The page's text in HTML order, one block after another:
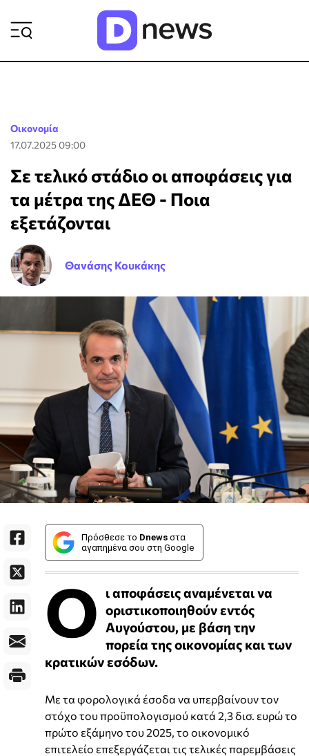
Οικονομία
17.07.2025 09:00
Σε τελικό στάδιο οι αποφάσεις για
τα μέτρα της ΔΕΘ - Ποια
εξετάζονται
Θανάσης Κουκάκης
Πρόσθεσε το Dnews στα
αγαπημένα σου στη Google
Ο ι αποφάσεις αναμένεται να
οριστικοποιηθούν εντός
Αυγούστου, με βάση την
πορεία της οικονομίας και των
κρατικών εσόδων.
Με τα φορολογικά έσοδα να υπερβαίνουν τον
στόχο του προϋπολογισμού κατά 2,3 δισ. ευρώ το
πρώτο εξάμηνο του 2025, το οικονομικό
επιτελείο επεξεργάζεται τις τελικές παρεμβάσεις